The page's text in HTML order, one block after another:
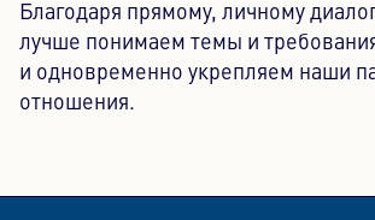
Благодаря прямому, личному
лучше понимаем темы и
и одновременно укрепляем наши
отношения.